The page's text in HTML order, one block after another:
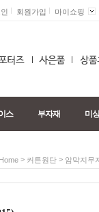
회원가입 마이쇼핑
스 부자재 미
Home > 커튼원단 > 암막지무